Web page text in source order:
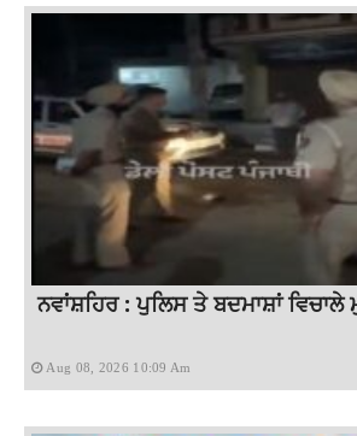
ਨਵਾਂਸ਼ਹਿਰ : ਪੁਲਿਸ ਤੇ ਬਦਮਾਸ਼ਾਂ
Aug 08, 2026 10:09 Am